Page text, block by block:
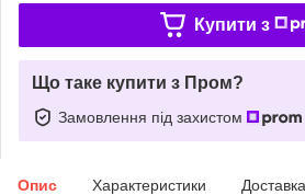
Купити з
Що таке купити з Пром?
Замовлення під захистом
Опис Характеристики Доставка